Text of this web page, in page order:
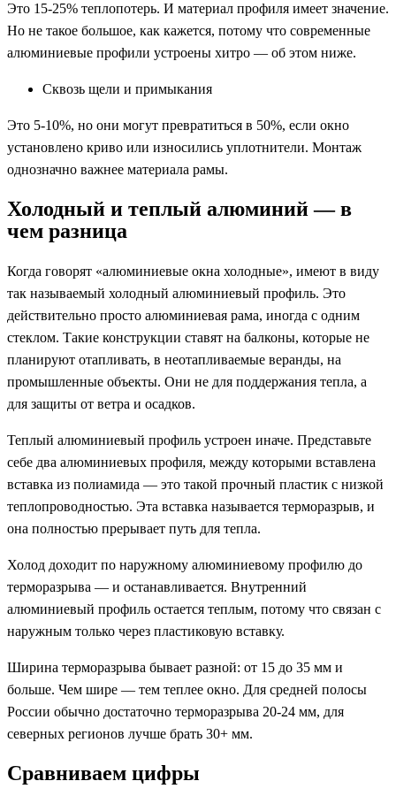
Это 15-25% теплопотерь. И материал профиля имеет значение.
Но не такое большое, как кажется, потому что современные
алюминиевые профили устроены хитро — об этом ниже.
Сквозь щели и примыкания
Это 5-10%, но они могут превратиться в 50%, если окно
установлено криво или износились уплотнители. Монтаж
однозначно важнее материала рамы.
Холодный и теплый алюминий — в
чем разница
Когда говорят «алюминиевые окна холодные», имеют в виду
так называемый холодный алюминиевый профиль. Это
действительно просто алюминиевая рама, иногда с одним
стеклом. Такие конструкции ставят на балконы, которые не
планируют отапливать, в неотапливаемые веранды, на
промышленные объекты. Они не для поддержания тепла, а
для защиты от ветра и осадков.
Теплый алюминиевый профиль устроен иначе. Представьте
себе два алюминиевых профиля, между которыми вставлена
вставка из полиамида — это такой прочный пластик с низкой
теплопроводностью. Эта вставка называется терморазрыв, и
она полностью прерывает путь для тепла.
Холод доходит по наружному алюминиевому профилю до
терморазрыва — и останавливается. Внутренний
алюминиевый профиль остается теплым, потому что связан с
наружным только через пластиковую вставку.
Ширина терморазрыва бывает разной: от 15 до 35 мм и
больше. Чем шире — тем теплее окно. Для средней полосы
России обычно достаточно терморазрыва 20-24 мм, для
северных регионов лучше брать 30+ мм.
Сравниваем цифры